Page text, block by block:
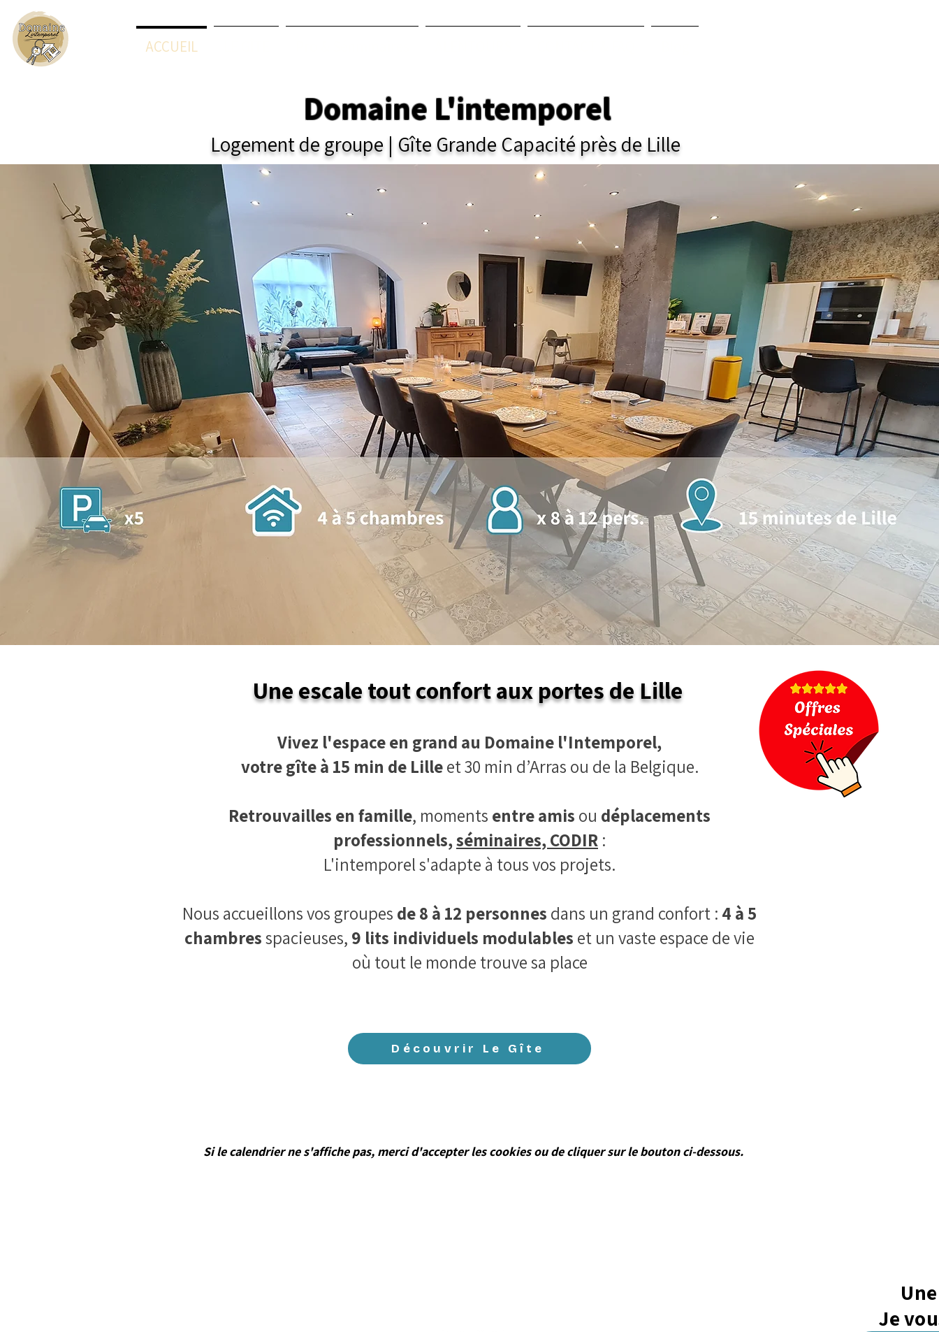
ACCUEIL
Domaine L'intemporel
Logement de groupe | Gîte Grande Capacité près de Lille
Vivez l'espace en grand au Domaine l'Intemporel,
votre gîte à 15 min de Lilleet 30 min d’Arras ou de la Belgique.
Retrouvailles en famille, moments entre amis ou déplacements
professionnels,séminaires, CODIR :
L'intemporel s'adapte à tous vos projets.
Nous accueillons vos groupes de 8 à 12 personnes dans un grand confort : 4 à 5
chambresspacieuses, 9 lits individuels modulables et un vaste espace de vie
où tout le monde trouve sa place
Une escale tout confort aux portes de Lille
Découvrir Le Gîte
Si le calendrier ne s'affiche pas, merci d'accepter les cookies ou de cliquer sur le bouton ci-dessous.
Je